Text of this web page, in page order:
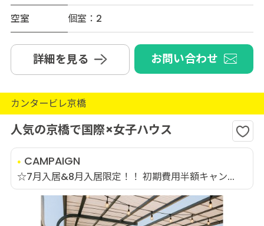
空室
個室：2
詳細を見る お問い合わせ
カンタービレ京橋
人気の京橋で国際×女子ハウス
CAMPAIGN
☆7月入居&8月入居限定！！ 初期費用半額キャン...